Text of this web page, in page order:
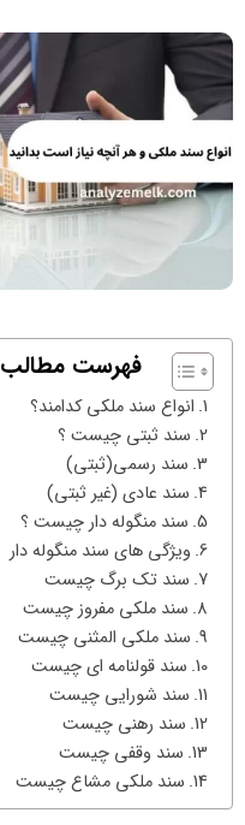
فهرست مطالب
انواع سند ملکی کدامند؟
سند ثبتی چیست ؟
سند رسمی(ثبتی)
سند عادی (غیر ثبتی)
سند منگوله دار چیست ؟
ویژگی های سند منگوله دار
سند تک برگ چیست
سند ملکی مفروز چیست
سند ملکی المثنی چیست
سند قولنامه ای چیست
سند شورایی چیست
سند رهنی چیست
سند وقفی چیست
سند ملکی مشاع چیست